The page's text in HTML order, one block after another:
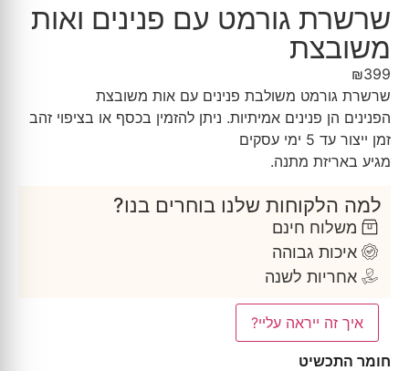
שרשרת גורמט עם פנינים ואות
משובצת
₪399
שרשרת גורמט משולבת פנינים עם אות משובצת
הפנינים הן פנינים אמיתיות. ניתן להזמין בכסף או בציפוי זהב
זמן ייצור עד 5 ימי עסקים
מגיע באריזת מתנה.
למה הלקוחות שלנו בוחרים בנו?
משלוח חינם
איכות גבוהה
אחריות לשנה
איך זה ייראה עליי?
חומר התכשיט